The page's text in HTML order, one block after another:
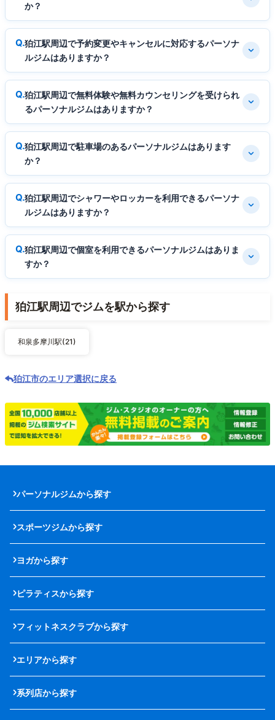
か？
狛江駅周辺で予約変更やキャンセルに対応するパーソナ
ルジムはありますか？
狛江駅周辺で無料体験や無料カウンセリングを受けられ
るパーソナルジムはありますか？
狛江駅周辺で駐車場のあるパーソナルジムはあります
か？
狛江駅周辺でシャワーやロッカーを利用できるパーソナ
ルジムはありますか？
狛江駅周辺で個室を利用できるパーソナルジムはありま
すか？
狛江駅周辺でジムを駅から探す
和泉多摩川駅(21)
狛江市のエリア選択に戻る
パーソナルジムから探す
スポーツジムから探す
ヨガから探す
ピラティスから探す
フィットネスクラブから探す
エリアから探す
系列店から探す